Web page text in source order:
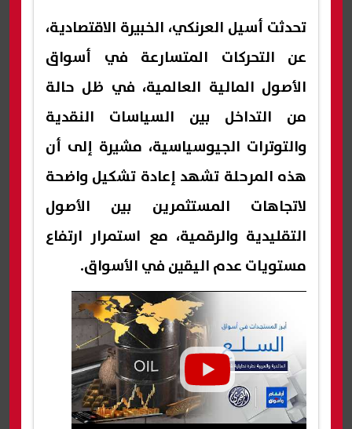
تحدثت أسيل العرنكي، الخبيرة الاقتصادية،
عن التحركات المتسارعة في أسواق
الأصول المالية العالمية، في ظل حالة
من التداخل بين السياسات النقدية
والتوترات الجيوسياسية، مشيرة إلى أن
هذه المرحلة تشهد إعادة تشكيل واضحة
لاتجاهات المستثمرين بين الأصول
التقليدية والرقمية، مع استمرار ارتفاع
مستويات عدم اليقين في الأسواق.